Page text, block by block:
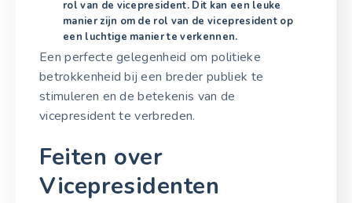
rol van de vicepresident. Dit kan een leuke
manier zijn om de rol van de vicepresident op
een luchtige manier te verkennen.
Een perfecte gelegenheid om politieke
betrokkenheid bij een breder publiek te
stimuleren en de betekenis van de
vicepresident te verbreden.
Feiten over
Vicepresidenten